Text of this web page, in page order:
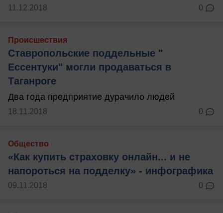
11.12.2018 0
Происшествия
Ставропольские поддельные "
Ессентуки" могли продаваться в
Таганроге
Два года предприятие дурачило людей
18.11.2018 0
Общество
«Как купить страховку онлайн... и не
напороться на подделку» - инфографика
09.11.2018 0